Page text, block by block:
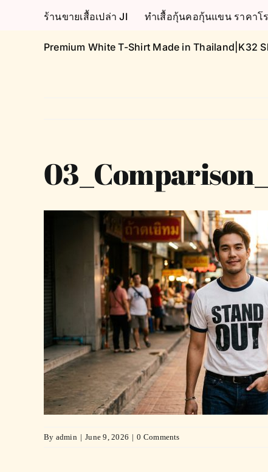
ร้านขายเสื้อเปล่า JI ทำเสื้อกุ้นคอกุ้นแขน ราคา
Premium White T-Shirt Made in Thailand|K32
By admin | June 9, 2026 | 0 Comments